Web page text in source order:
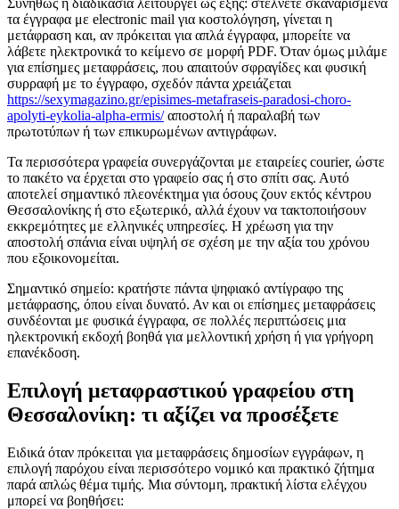
Συνήθως η διαδικασία λειτουργεί ως εξής: στέλνετε σκαναρισμένα
τα έγγραφα με electronic mail για κοστολόγηση, γίνεται η
μετάφραση και, αν πρόκειται για απλά έγγραφα, μπορείτε να
λάβετε ηλεκτρονικά το κείμενο σε μορφή PDF. Όταν όμως μιλάμε
για επίσημες μεταφράσεις, που απαιτούν σφραγίδες και φυσική
συρραφή με το έγγραφο, σχεδόν πάντα χρειάζεται
https://sexymagazino.gr/episimes-metafraseis-paradosi-choro-
apolyti-eykolia-alpha-ermis/αποστολή ή παραλαβή των
πρωτοτύπων ή των επικυρωμένων αντιγράφων.
Τα περισσότερα γραφεία συνεργάζονται με εταιρείες courier, ώστε
το πακέτο να έρχεται στο γραφείο σας ή στο σπίτι σας. Αυτό
αποτελεί σημαντικό πλεονέκτημα για όσους ζουν εκτός κέντρου
Θεσσαλονίκης ή στο εξωτερικό, αλλά έχουν να τακτοποιήσουν
εκκρεμότητες με ελληνικές υπηρεσίες. Η χρέωση για την
αποστολή σπάνια είναι υψηλή σε σχέση με την αξία του χρόνου
που εξοικονομείται.
Σημαντικό σημείο: κρατήστε πάντα ψηφιακό αντίγραφο της
μετάφρασης, όπου είναι δυνατό. Αν και οι επίσημες μεταφράσεις
συνδέονται με φυσικά έγγραφα, σε πολλές περιπτώσεις μια
ηλεκτρονική εκδοχή βοηθά για μελλοντική χρήση ή για γρήγορη
επανέκδοση.
Επιλογή μεταφραστικού γραφείου στη
Θεσσαλονίκη: τι αξίζει να προσέξετε
Ειδικά όταν πρόκειται για μεταφράσεις δημοσίων εγγράφων, η
επιλογή παρόχου είναι περισσότερο νομικό και πρακτικό ζήτημα
παρά απλώς θέμα τιμής. Μια σύντομη, πρακτική λίστα ελέγχου
μπορεί να βοηθήσει: